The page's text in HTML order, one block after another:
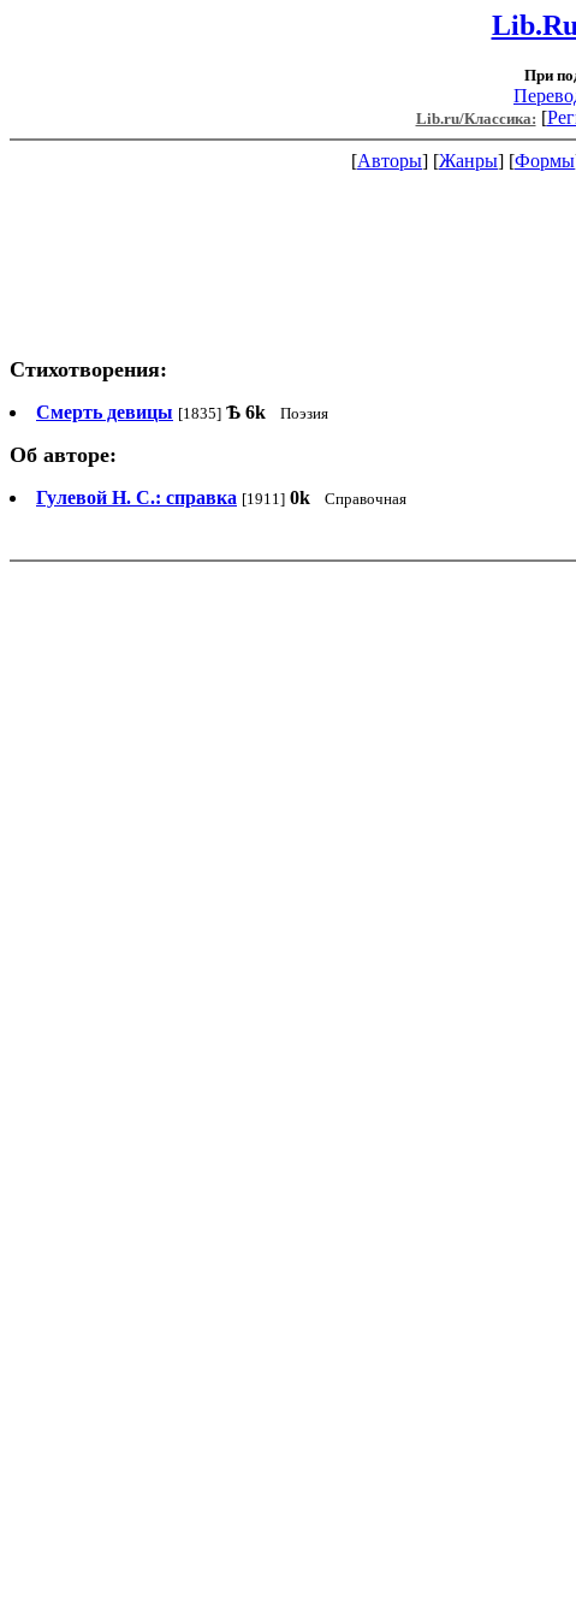
Lib.Ru
При
Lib.ru/Классика: [
[Авторы] [Жанры] [Формы
Стихотворения:
Смерть девицы [1835] Ѣ 6k Поэзия
Об авторе:
Гулевой Н. С.: справка [1911] 0k Справочная